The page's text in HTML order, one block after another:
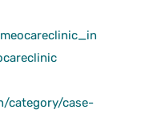
category/case-